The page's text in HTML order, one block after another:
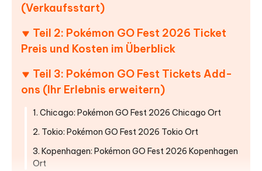
(Verkaufsstart)
Teil 2: Pokémon GO Fest 2026 Ticket
Preis und Kosten im Überblick
Teil 3: Pokémon GO Fest Tickets Add-
ons (Ihr Erlebnis erweitern)
1. Chicago: Pokémon GO Fest 2026 Chicago Ort
2. Tokio: Pokémon GO Fest 2026 Tokio Ort
3. Kopenhagen: Pokémon GO Fest 2026 Kopenhagen
Ort